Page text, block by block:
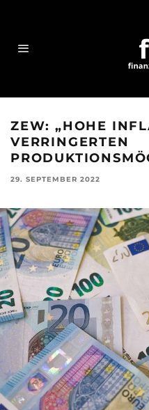
ZEW: „HOHE
VERRINGERTEN
29. SEPTEMBER 2022